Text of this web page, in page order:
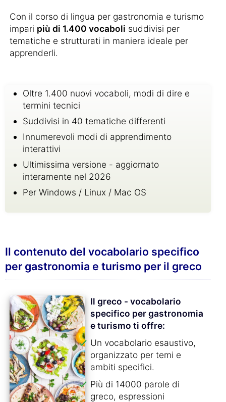
Con il corso di lingua per gastronomia e turismo
impari più di 1.400 vocaboli suddivisi per
tematiche e strutturati in maniera ideale per
apprenderli.
Oltre 1.400 nuovi vocaboli, modi di dire e
termini tecnici
Suddivisi in 40 tematiche differenti
Innumerevoli modi di apprendimento
interattivi
Ultimissima versione - aggiornato
interamente nel 2026
Per Windows / Linux / Mac OS
Il contenuto del vocabolario specifico
per gastronomia e turismo per il greco
Il greco - vocabolario
specifico per gastronomia
e turismo ti offre:
Un vocabolario esaustivo,
organizzato per temi e
ambiti specifici.
Più di 14000 parole di
greco, espressioni